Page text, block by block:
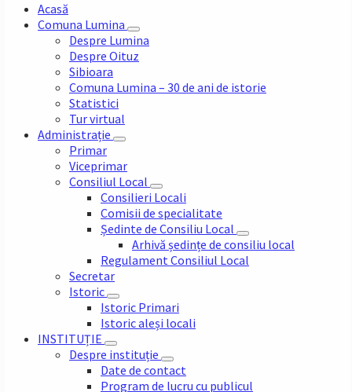
Acasă
Comuna Lumina
Despre Lumina
Despre Oituz
Sibioara
Comuna Lumina – 30 de ani de istorie
Statistici
Tur virtual
Administrație
Primar
Viceprimar
Consiliul Local
Consilieri Locali
Comisii de specialitate
Ședinte de Consiliu Local
Arhivă ședințe de consiliu local
Regulament Consiliul Local
Secretar
Istoric
Istoric Primari
Istoric aleși locali
INSTITUȚIE
Despre instituție
Date de contact
Program de lucru cu publicul